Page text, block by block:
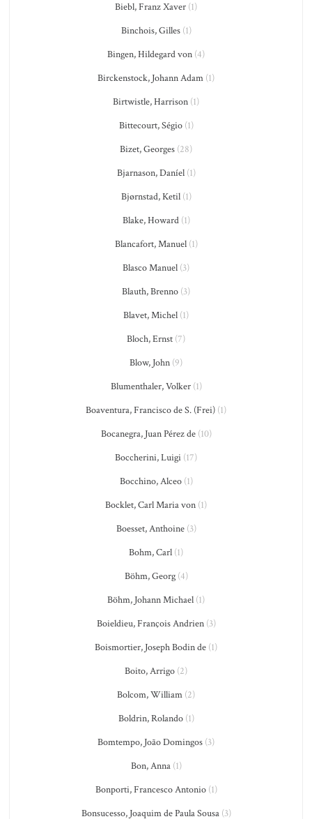
Biebl, Franz Xaver (1)
Binchois, Gilles(1)
Bingen, Hildegard von (4)
Birckenstock, Johann Adam (1)
Birtwistle, Harrison (1)
Bittecourt, Ségio(1)
Bizet, Georges (28)
Bjarnason, Daníel(1)
Bjørnstad, Ketil(1)
Blake, Howard(1)
Blancafort, Manuel(1)
Blasco Manuel (3)
Blauth, Brenno (3)
Blavet, Michel (1)
Bloch, Ernst (7)
Blow, John (9)
Blumenthaler, Volker(1)
Boaventura, Francisco de S. (Frei) (1)
Bocanegra, Juan Pérez de(10)
Boccherini, Luigi (17)
Bocchino, Alceo(1)
Bocklet, Carl Maria von (1)
Boesset, Anthoine(3)
Bohm, Carl (1)
Böhm, Georg(4)
Böhm, Johann Michael (1)
Boieldieu, François Andrien(3)
Boismortier, Joseph Bodin de (1)
Boito, Arrigo (2)
Bolcom, William (2)
Boldrin, Rolando(1)
Bomtempo, João Domingos (3)
Bon, Anna(1)
Bonporti, Francesco Antonio(1)
Bonsucesso, Joaquim de Paula Sousa(3)